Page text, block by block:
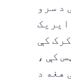
د سرو
کې
کې ،
هغه د